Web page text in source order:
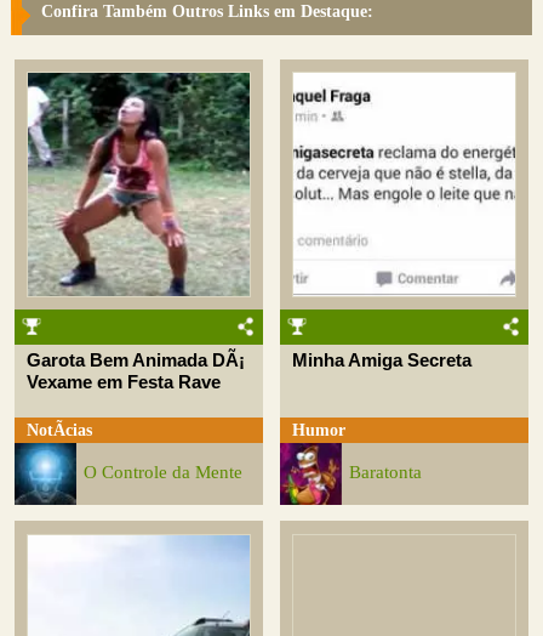
Confira Também Outros Links em Destaque:
Garota Bem Animada DÃ¡
Vexame em Festa Rave
NotÃ­cias
O Controle da Mente
Minha Amiga Secreta
Humor
Baratonta